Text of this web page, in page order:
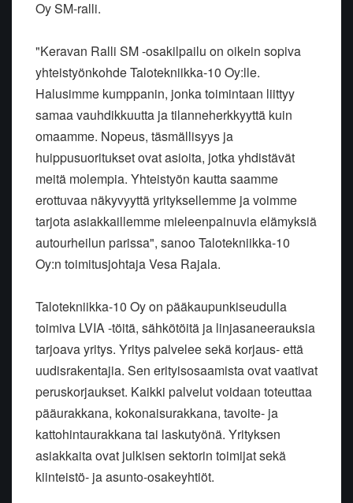
Oy SM-ralli.
"Keravan Ralli SM -osakilpailu on oikein sopiva
yhteistyönkohde Talotekniikka-10 Oy:lle.
Halusimme kumppanin, jonka toimintaan liittyy
samaa vauhdikkuutta ja tilanneherkkyyttä kuin
omaamme. Nopeus, täsmällisyys ja
huippusuoritukset ovat asioita, jotka yhdistävät
meitä molempia. Yhteistyön kautta saamme
erottuvaa näkyvyyttä yrityksellemme ja voimme
tarjota asiakkaillemme mieleenpainuvia elämyksiä
autourheilun parissa", sanoo Talotekniikka-10
Oy:n toimitusjohtaja Vesa Rajala.
Talotekniikka-10 Oy on pääkaupunkiseudulla
toimiva LVIA -töitä, sähkötöitä ja linjasaneerauksia
tarjoava yritys. Yritys palvelee sekä korjaus- että
uudisrakentajia. Sen erityisosaamista ovat vaativat
peruskorjaukset. Kaikki palvelut voidaan toteuttaa
pääurakkana, kokonaisurakkana, tavoite- ja
kattohintaurakkana tai laskutyönä. Yrityksen
asiakkaita ovat julkisen sektorin toimijat sekä
kiinteistö- ja asunto-osakeyhtiöt.